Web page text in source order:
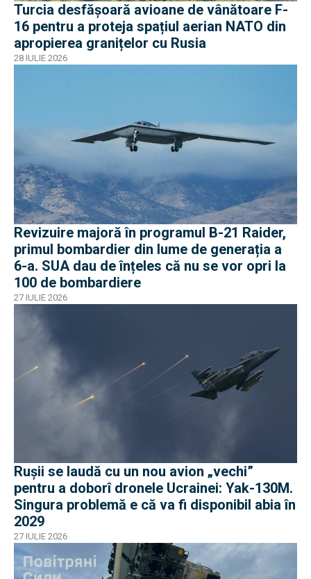
Turcia desfășoară avioane de vânătoare F-
16 pentru a proteja spațiul aerian NATO din
apropierea granițelor cu Rusia
28 IULIE 2026
Revizuire majoră în programul B-21 Raider,
primul bombardier din lume de generația a
6-a. SUA dau de înțeles că nu se vor opri la
100 de bombardiere
27 IULIE 2026
Rușii se laudă cu un nou avion „vechi”
pentru a doborî dronele Ucrainei: Yak-130M.
Singura problemă e că va fi disponibil abia în
2029
27 IULIE 2026